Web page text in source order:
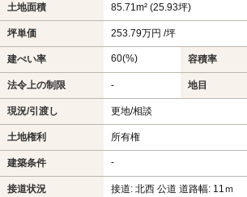
土地面積 85.71m² (25.93坪)
坪単価 253.79万円 /坪
建ぺい率 60(%) 容積率
法令上の制限 - 地目
現況/引渡し 更地/相談
土地権利 所有権
建築条件 -
接道状況 接道: 北西 公道 道路幅: 11ｍ